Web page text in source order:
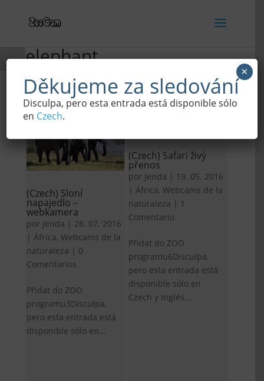
elephant
(Czech) Sloní
napajedlo –
webkamera
por Jenda | 28. 07. 2016
|África,Webcams de la
naturaleza | 0
Comentarios
Přidat do ZOO
programu3Disculpa,
pero esta entrada está
disponible sólo en...
(Czech) Safari živý
přenos
por Jenda | 19. 05. 2016
| África,Webcams de la
naturaleza | 1
Comentario
Přidat do ZOO
programu6Disculpa,
pero esta entrada está
disponible sólo en
Czech y Inglés...
Děkujeme za sledování
Disculpa, pero esta entrada está disponible sólo
en Czech.
×